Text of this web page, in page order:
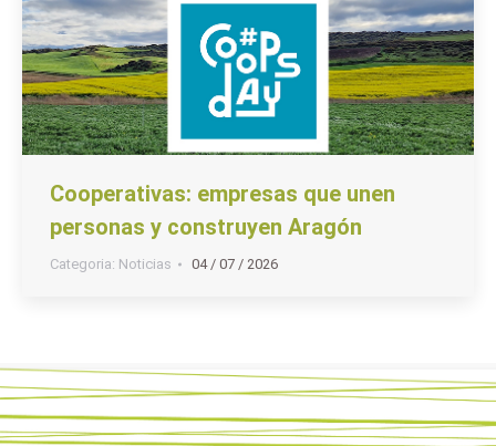
Cooperativas: empresas que unen
personas y construyen Aragón
Categoria: Noticias 04 / 07 / 2026